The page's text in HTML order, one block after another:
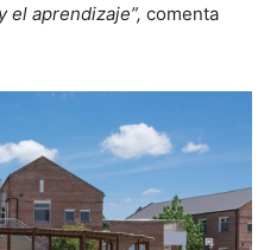
el aprendizaje”, comenta